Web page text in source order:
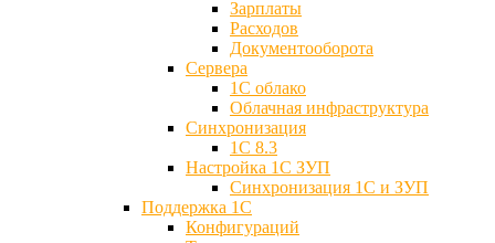
Зарплаты
Расходов
Документооборота
Сервера
1С облако
Облачная инфраструктура
Синхронизация
1С 8.3
Настройка 1С ЗУП
Синхронизация 1С и ЗУП
Поддержка 1С
Конфигураций